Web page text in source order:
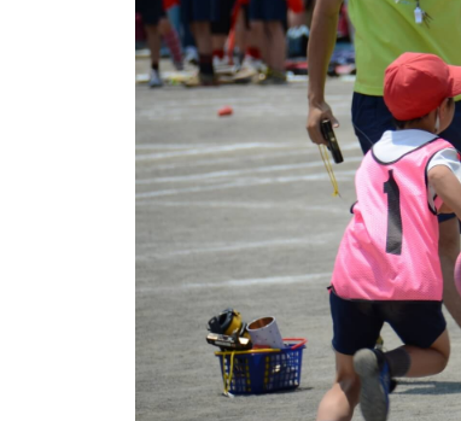
小学3年生
小学4年生
小学5年生
小学6年生
ニュース
そだち＆まなび
ワーク・ドリル
幼稚園・保育園
小学校
科学・プログラミング
絵本・読み聞かせ
自由研究・工作
読書感想文
本・読書
こそだて生活
ファッション・美容
行事・イベント
親子でいっしょに
おでかけ